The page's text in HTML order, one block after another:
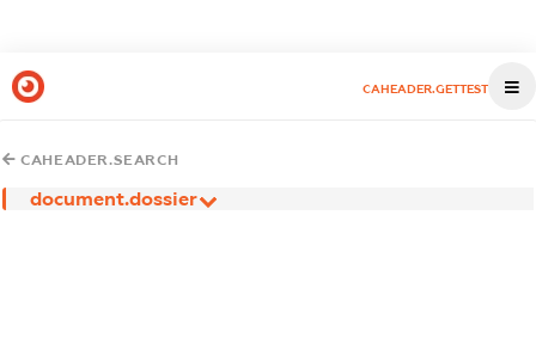
CAHEADER.GETTEST
CAHEADER.SEARCH
document.dossier